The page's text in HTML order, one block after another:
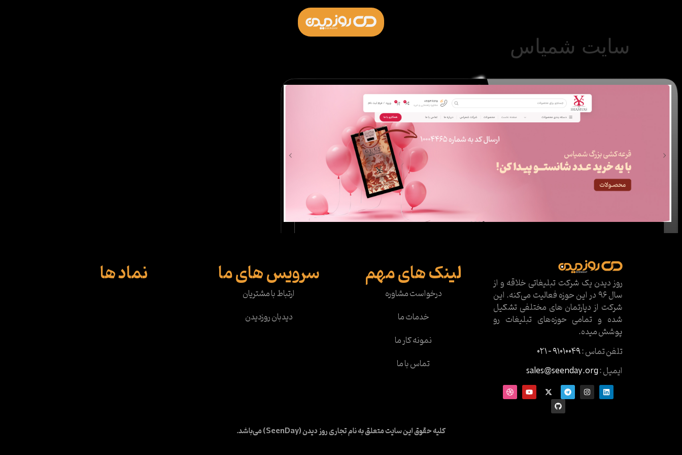
سایت شمیاس
روز دیدن یک شرکت تبلیغاتی خلاقه و از
سال ۹۶ در این حوزه فعالیت می‌کنه. این
شرکت از دپارتمان های مختلفی تشکیل
شده و تمامی حوزه‌های تبلیغات رو
پوشش میده.
تلفن تماس :۹۱۰۱۰۰۴۹ – ۰۲۱
ایمیل :sales@seenday.org
لینک های مهم
درخواست مشاوره
خدمات ما
نمونه کار ما
تماس با ما
سرویس های ما
ارتباط با مشتریان
دیدبان روزدیدن
نماد ها
کلیه حقوق این سایت متعلق به نام تجاری روز دیدن (SeenDay) می‌باشد.